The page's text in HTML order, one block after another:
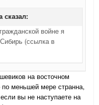
сказал:
войне я
(ссылка в
на восточном
по меньшей мере странна,
вы не наступаете на